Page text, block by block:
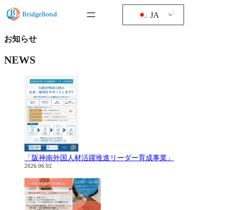
内
容
ス
キ
プ
JA
お知らせ
NEWS
「阪神南外国人材活躍推進リーダー育成事業」
2026.06.02